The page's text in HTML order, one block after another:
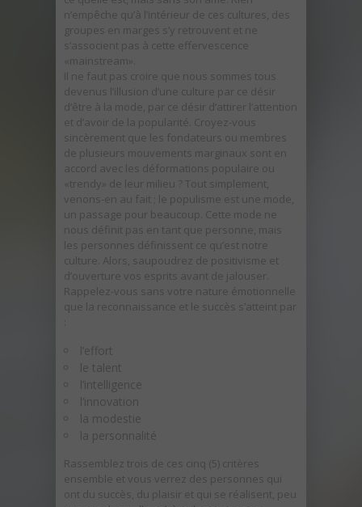
n’empêche qu’à l’intérieur de ces cultures, des
groupes en marges s’y retrouvent et ne
s’associent pas à cette effervescence
«mainstream».
Il ne faut pas croire que nous sommes tous
devenus l’illusion d’une culture par ce désir
d’être à la mode, par ce désir d’attirer l’attention
et d’avoir de la popularité. Croyez-vous
sincèrement que les fondateurs ou membres
de plusieurs mouvements marginaux sont en
accord avec les déformations populaire ou
«trendy» de leur milieu ? Tout simplement,
venons-en au fait ; le populisme est une mode,
un passage pour beaucoup. Cette mode ne
nous définit pas en tant que personne, mais
les personnes définissent ce qu’est notre
culture. Alors, saupoudrez de positivisme et
d’ouverture vos esprits avant de jalouser.
Rappelez-vous sans votre nature émotionnelle
que la reconnaissance et le succès s’atteint par
l’effort
le talent
l’intelligence
l’innovation
la modestie
la personnalité
Rassemblez trois de ces cinq (5) critères
ensemble et vous verrez des personnes qui
ont du succès, du plaisir et qui se réalisent, peu